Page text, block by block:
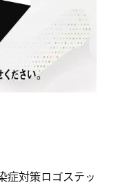
症対策ロゴステッ